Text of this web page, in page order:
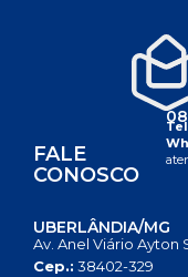
FALE
CONOSCO
UBERLÂNDIA/MG
Av. Anel Viário Ayton
Cep.: 38402-329